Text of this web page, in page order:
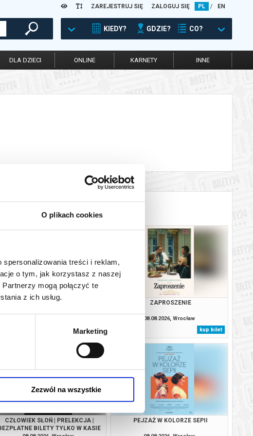
O plikach cookies
spersonalizowania treści i reklam,
o tym, jak korzystasz z naszej
mogą połączyć te
z ich usług.
Marketing
Zezwól na wszystkie
ZAREJESTRUJ SIĘ ZALOGUJ SIĘ PL / EN
KIEDY? GDZIE? CO?
DLA DZIECI ONLINE KARNETY INNE
KANDYDACI ŚMIERCI
kup bilet
ZAPROSZENIE
08.08.2026, Wrocław
kup bilet
CZŁOWIEK SŁOŃ | PRELEKCJA |
BILETY TYLKO W KASIE
PEJZAŻ W KOLORZE SEPII